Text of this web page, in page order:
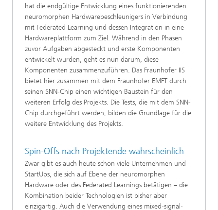
hat die endgültige Entwicklung eines funktionierenden
neuromorphen Hardwarebeschleunigers in Verbindung
mit Federated Learning und dessen Integration in eine
Hardwareplattform zum Ziel. Während in den Phasen
zuvor Aufgaben abgesteckt und erste Komponenten
entwickelt wurden, geht es nun darum, diese
Komponenten zusammenzuführen. Das Fraunhofer IIS
bietet hier zusammen mit dem Fraunhofer EMFT durch
seinen SNN-Chip einen wichtigen Baustein für den
weiteren Erfolg des Projekts. Die Tests, die mit dem SNN-
Chip durchgeführt werden, bilden die Grundlage für die
weitere Entwicklung des Projekts.
Spin-Offs nach Projektende wahrscheinlich
Zwar gibt es auch heute schon viele Unternehmen und
StartUps, die sich auf Ebene der neuromorphen
Hardware oder des Federated Learnings betätigen – die
Kombination beider Technologien ist bisher aber
einzigartig. Auch die Verwendung eines mixed-signal-